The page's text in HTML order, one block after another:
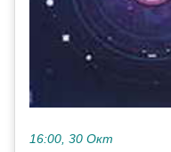
16:00, 30 Окт